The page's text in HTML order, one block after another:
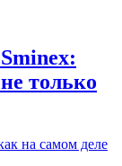
только